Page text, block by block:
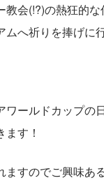
教会(!?)の熱狂的
へ祈りを捧げに
ワールドカップの
す！
ますのでご興味あ